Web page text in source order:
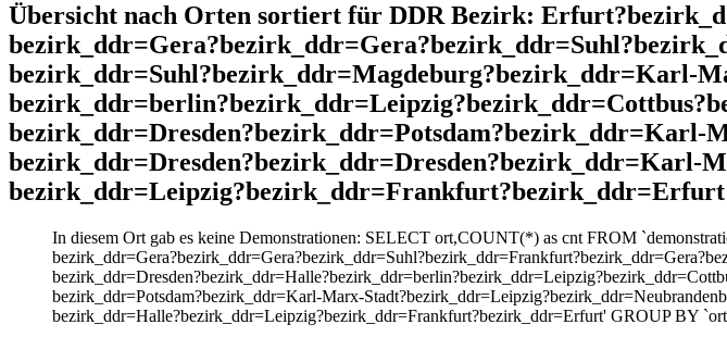
Übersicht nach Orten sortiert für DDR Bezirk:
bezirk_ddr=Suhl?bezirk_ddr=Magdeburg?bezirk_ddr=Karl-
bezirk_ddr=Dresden?bezirk_ddr=Dresden?bezirk_ddr=Karl-
bezirk_ddr=Leipzig?bezirk_ddr=Frankfurt?bezirk_ddr=Erfurt
In diesem Ort gab es keine Demonstrationen: SELECT ort,COUNT(*) as cnt FROM
bezirk_ddr=Potsdam?bezirk_ddr=Karl-Marx-
bezirk_ddr=Halle?bezirk_ddr=Leipzig?bezirk_ddr=Frankfurt?bezirk_ddr=Erfurt' GROUP BY